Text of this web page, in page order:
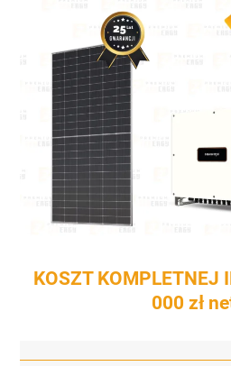
KOSZT KOMPLETNEJ
000 zł